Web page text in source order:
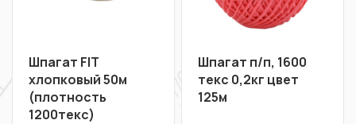
Шпагат FIT
хлопковый 50м
(плотность
1200текс)
Шпагат п/п, 1600
текс 0,2кг цвет
125м